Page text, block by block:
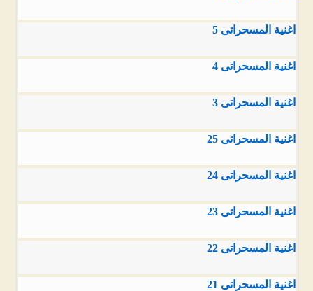
اغنية المسحراتى 5
اغنية المسحراتى 4
اغنية المسحراتى 3
اغنية المسحراتى 25
اغنية المسحراتى 24
اغنية المسحراتى 23
اغنية المسحراتى 22
اغنية المسحراتى 21